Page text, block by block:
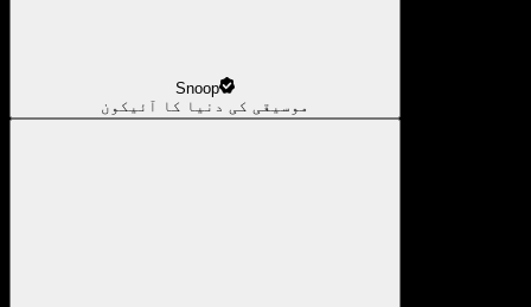
Snoop
موسیقی کی دنیا کا آئیکون